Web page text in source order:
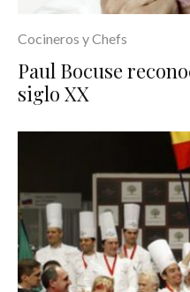
Cocineros y Chefs
Paul Bocuse
siglo XX